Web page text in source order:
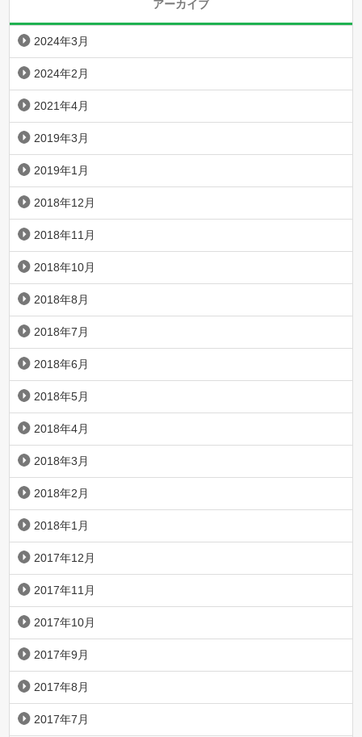
アーカイブ
2024年3月
2024年2月
2021年4月
2019年3月
2019年1月
2018年12月
2018年11月
2018年10月
2018年8月
2018年7月
2018年6月
2018年5月
2018年4月
2018年3月
2018年2月
2018年1月
2017年12月
2017年11月
2017年10月
2017年9月
2017年8月
2017年7月